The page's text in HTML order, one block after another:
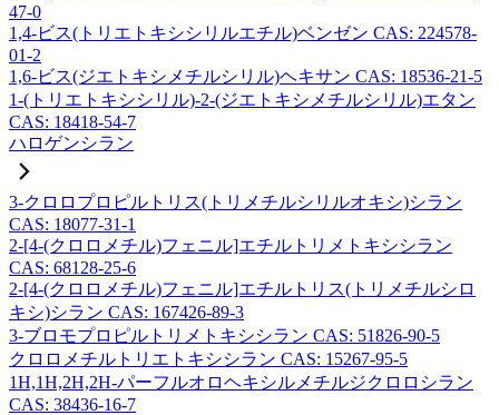
47-0
1,4-ビス(トリエトキシシリルエチル)ベンゼン CAS: 224578-
01-2
1,6-ビス(ジエトキシメチルシリル)ヘキサン CAS: 18536-21-5
1-(トリエトキシシリル)-2-(ジエトキシメチルシリル)エタン
CAS: 18418-54-7
ハロゲンシラン
3-クロロプロピルトリス(トリメチルシリルオキシ)シラン
CAS: 18077-31-1
2-[4-(クロロメチル)フェニル]エチルトリメトキシシラン
CAS: 68128-25-6
2-[4-(クロロメチル)フェニル]エチルトリス(トリメチルシロ
キシ)シラン CAS: 167426-89-3
3-ブロモプロピルトリメトキシシラン CAS: 51826-90-5
クロロメチルトリエトキシシラン CAS: 15267-95-5
1H,1H,2H,2H-パーフルオロヘキシルメチルジクロロシラン
CAS: 38436-16-7